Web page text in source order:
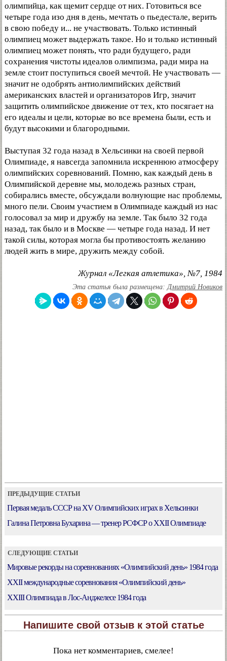
олимпийца, как щемит сердце от них. Готовиться все
четыре года изо дня в день, мечтать о пьедестале, верить
в свою победу и... не участвовать. Только истинный
олимпиец может выдержать такое. Но и только истинный
олимпиец может понять, что ради будущего, ради
сохранения чистоты идеалов олимпизма, ради мира на
земле стоит поступиться своей мечтой. Не участвовать —
значит не одобрять антиолимпийских действий
американских властей и организаторов Игр, значит
защитить олимпийское движение от тех, кто посягает на
его идеалы и цели, которые во все времена были, есть и
будут высокими и благородными.
Выступая 32 года назад в Хельсинки на своей первой
Олимпиаде, я навсегда запомнила искреннюю атмосферу
олимпийских соревнований. Помню, как каждый день в
Олимпийской деревне мы, молодежь разных стран,
собирались вместе, обсуждали волнующие нас проблемы,
много пели. Своим участием в Олимпиаде каждый из нас
голосовал за мир и дружбу на земле. Так было 32 года
назад, так было и в Москве — четыре года назад. И нет
такой силы, которая могла бы противостоять желанию
людей жить в мире, дружить между собой.
Журнал «Легкая атлетика», №7, 1984
Эта статья была размещена:Дмитрий Новиков
ПРЕДЫДУЩИЕ СТАТЬИ
Первая медаль СССР на XV Олимпийских играх в Хельсинки
Галина Петровна Бухарина — тренер РСФСР о XXII Олимпиаде
СЛЕДУЮЩИЕ СТАТЬИ
Мировые рекорды на соревнованиях «Олимпийский день» 1984 года
XXII международные соревнования «Олимпийский день»
XXIII Олимпиада в Лос-Анджелесе 1984 года
Напишите свой отзыв к этой статье
Пока нет комментариев, смелее!